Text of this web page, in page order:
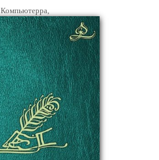
Компьютерра,